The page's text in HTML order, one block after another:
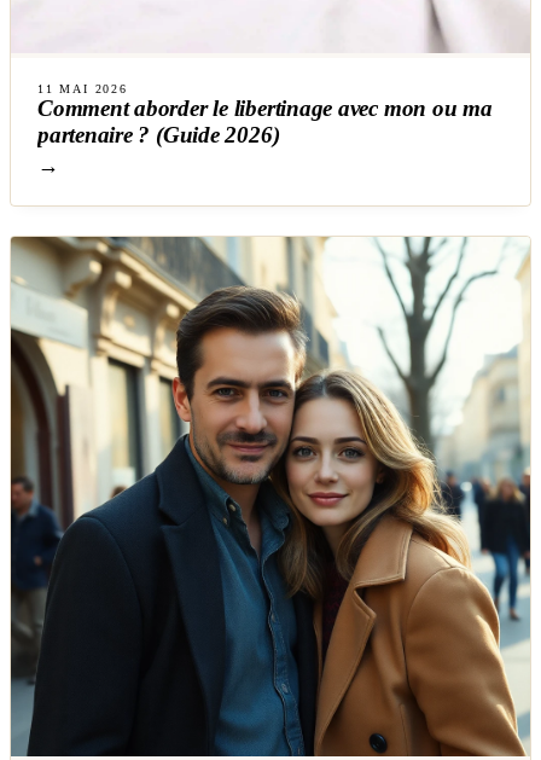
11 MAI 2026
Comment aborder le libertinage avec mon ou ma
partenaire ? (Guide 2026)
→